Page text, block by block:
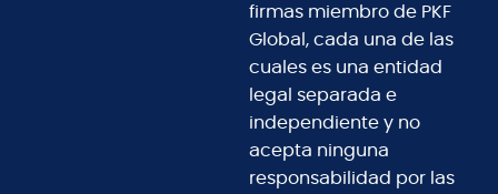
firmas miembro de PKF
Global, cada una de las
cuales es una entidad
legal separada e
independiente y no
acepta ninguna
responsabilidad por las